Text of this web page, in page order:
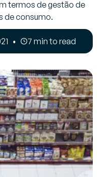
termos de gestão de
de consumo.
7 min to read